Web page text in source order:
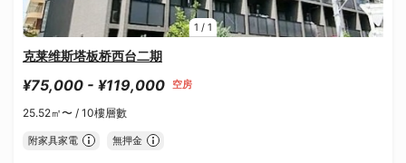
1 / 1
克莱维斯塔板桥西台二期
¥75,000 - ¥119,000 空房
25.52㎡〜 / 10樓層數
附家具家電 無押金